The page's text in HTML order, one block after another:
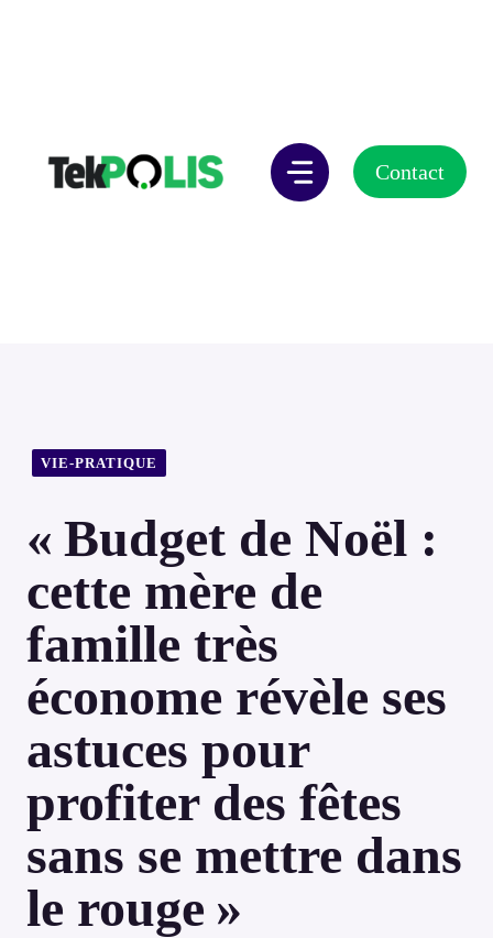
Contact
VIE-PRATIQUE
« Budget de Noël :
cette mère de
famille très
économe révèle ses
astuces pour
profiter des fêtes
sans se mettre dans
le rouge »